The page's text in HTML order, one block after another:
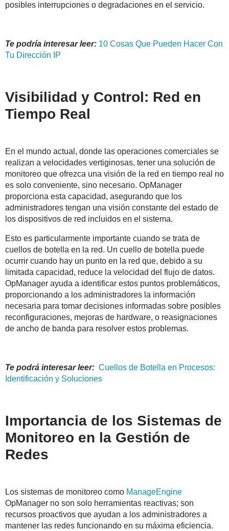
posibles interrupciones o degradaciones en el servicio.
Te podría interesar leer: 10 Cosas Que Pueden Hacer Con
Tu Dirección IP
Visibilidad y Control: Red en
Tiempo Real
En el mundo actual, donde las operaciones comerciales se
realizan a velocidades vertiginosas, tener una solución de
monitoreo que ofrezca una visión de la red en tiempo real no
es solo conveniente, sino necesario. OpManager
proporciona esta capacidad, asegurando que los
administradores tengan una visión constante del estado de
los dispositivos de red incluidos en el sistema.
Esto es particularmente importante cuando se trata de
cuellos de botella en la red. Un cuello de botella puede
ocurrir cuando hay un punto en la red que, debido a su
limitada capacidad, reduce la velocidad del flujo de datos.
OpManager ayuda a identificar estos puntos problemáticos,
proporcionando a los administradores la información
necesaria para tomar decisiones informadas sobre posibles
reconfiguraciones, mejoras de hardware, o reasignaciones
de ancho de banda para resolver estos problemas.
Te podrá interesar leer: Cuellos de Botella en Procesos:
Identificación y Soluciones
Importancia de los Sistemas de
Monitoreo en la Gestión de
Redes
Los sistemas de monitoreo como ManageEngine
OpManager no son solo herramientas reactivas; son
recursos proactivos que ayudan a los administradores a
mantener las redes funcionando en su máxima eficiencia.